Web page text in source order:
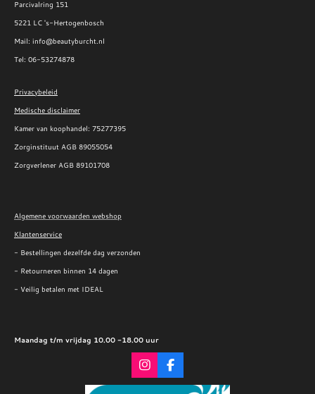
Parcivalring 151
5221 LC 's-Hertogenbosch
Mail: info@beautyburcht.nl
Tel: 06-53274878
Privacybeleid
Medische disclaimer
Kamer van koophandel: 75277395
Zorginstituut AGB 89055054
Zorgverlener AGB 89101708
Algemene voorwaarden webshop
Klantenservice
- Bestellingen dezelfde dag verzonden
- Retourneren binnen 14 dagen
- Veilig betalen met IDEAL
Maandag t/m vrijdag 10.00 -18.00 uur
I
n
F
a